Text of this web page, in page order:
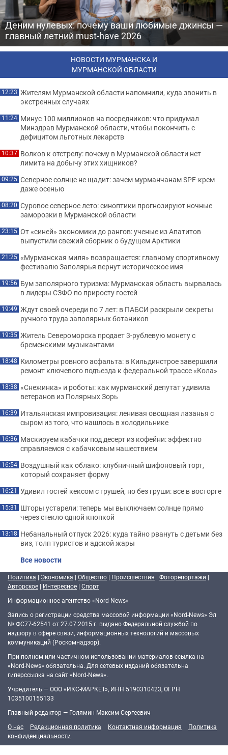
Деним нулевых: почему ваши любимые джинсы —
главный летний must-have 2026
НОВОСТИ МУРМАНСКА И
МУРМАНСКОЙ ОБЛАСТИ
12:23 Жителям Мурманской области напомнили, куда звонить в
экстренных случаях
11:24 Минус 100 миллионов на посредников: что придумал
Минздрав Мурманской области, чтобы покончить с
дефицитом льготных лекарств
10:37 Волков к отстрелу: почему в Мурманской области нет
лимита на добычу этих хищников?
09:25 Северное солнце не щадит: зачем мурманчанам SPF-крем
даже осенью
08:20 Суровое северное лето: синоптики прогнозируют ночные
заморозки в Мурманской области
23:15 От «синей» экономики до рангов: ученые из Апатитов
выпустили свежий сборник о будущем Арктики
21:25 «Мурманская миля» возвращается: главному спортивному
фестивалю Заполярья вернут историческое имя
19:56 Бум заполярного туризма: Мурманская область вырвалась
в лидеры СЗФО по приросту гостей
19:49 Ждут своей очереди по 7 лет: в ПАБСИ раскрыли секреты
ручного труда заполярных ботаников
19:35 Житель Североморска продает 3-рублевую монету с
бременскими музыкантами
18:48 Километры ровного асфальта: в Кильдинстрое завершили
ремонт ключевого подъезда к федеральной трассе «Кола»
18:38 «Снежинка» и роботы: как мурманский депутат удивила
ветеранов из Полярных Зорь
16:39 Итальянская импровизация: ленивая овощная лазанья с
сыром из того, что нашлось в холодильнике
16:36 Маскируем кабачки под десерт из кофейни: эффектно
справляемся с кабачковым нашествием
16:54 Воздушный как облако: клубничный шифоновый торт,
который сохраняет форму
16:21 Удивил гостей кексом с грушей, но без груши: все в восторге
15:31 Шторы устарели: теперь мы выключаем солнце прямо
через стекло одной кнопкой
13:18 Небанальный отпуск 2026: куда тайно рвануть с детьми без
виз, толп туристов и адской жары
Все новости
Политика | Экономика | Общество | Происшествия | Фоторепортажи |
Авторское | Интересное | Спорт
Информационное агентство «Nord-News»
Запись о регистрации средства массовой информации «Nord-News» Эл
№ ФС77-62541 от 27.07.2015 г. выдано Федеральной службой по
надзору в сфере связи, информационных технологий и массовых
коммуникаций (Роскомнадзор).
При полном или частичном использовании материалов ссылка на
«Nord-News» обязательна. Для сетевых изданий обязательна
гиперссылка на сайт «Nord-News».
Учредитель — ООО «ИКС-МАРКЕТ», ИНН 5190310423, ОГРН
1035100155133
Главный редактор — Голямин Максим Сергеевич
О нас
Редакционная политика Контактная информация
Политика
конфиденциальности